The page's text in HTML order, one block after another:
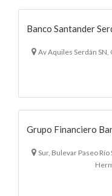
Banco Santander
Av Aquiles Serdán
Grupo Financiero
Sur, Bulevar Paseo